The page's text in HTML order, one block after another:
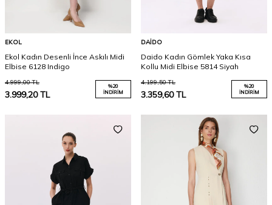
EKOL
Ekol Kadın Desenli İnce Askılı Midi
Elbise 6128 Indigo
4.999,00TL
3.999,20TL
%20
İNDIRIM
DAIDO
Daido Kadın Gömlek Yaka Kısa
Kollu Midi Elbise 5814 Siyah
4.199,50TL
3.359,60TL
%20
İNDIRIM